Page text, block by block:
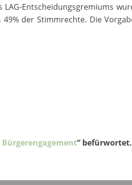
Entscheidungsgremiums
der Stimmrechte. Die
“ befürwortet.